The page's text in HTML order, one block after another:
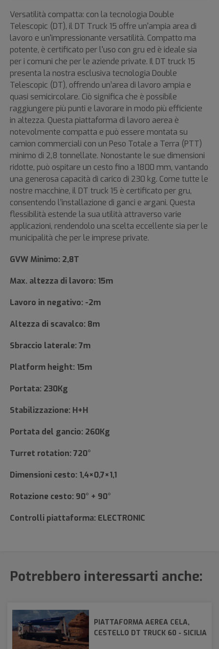
Versatilità compatta: con la tecnologia Double
Telescopic (DT), il DT Truck 15 offre un'ampia area di
lavoro e un'impressionante versatilità. Compatto ma
potente, è certificato per l'uso con gru ed è ideale sia
per i comuni che per le aziende private. Il DT truck 15
presenta la nostra esclusiva tecnologia Double
Telescopic (DT), offrendo un’area di lavoro ampia e
quasi semicircolare. Ciò significa che è possibile
raggiungere più punti e lavorare in modo più efficiente
in altezza. Questa piattaforma di lavoro aerea è
notevolmente compatta e può essere montata su
camion commerciali con un Peso Totale a Terra (PTT)
minimo di 2,8 tonnellate. Nonostante le sue dimensioni
ridotte, può ospitare un cesto fino a 1800 mm, vantando
una generosa capacità di carico di 230 kg. Come tutte le
nostre macchine, il DT truck 15 è certificato per gru,
consentendo l’installazione di ganci e argani. Questa
flessibilità estende la sua utilità attraverso varie
applicazioni, rendendolo una scelta eccellente sia per le
municipalità che per le imprese private.
GVW Minimo: 2,8T
Max. altezza di lavoro: 15m
Lavoro in negativo: -2m
Altezza di scavalco: 8m
Sbraccio laterale: 7m
Platform height: 15m
Portata: 230Kg
Stabilizzazione: H+H
Portata del gancio: 260Kg
Turret rotation: 720°
Dimensioni cesto: 1,4×0,7×1,1
Rotazione cesto: 90° + 90°
Controlli piattaforma: ELECTRONIC
Potrebbero interessarti anche:
PIATTAFORMA AEREA CELA,
CESTELLO DT TRUCK 60 - SICILIA